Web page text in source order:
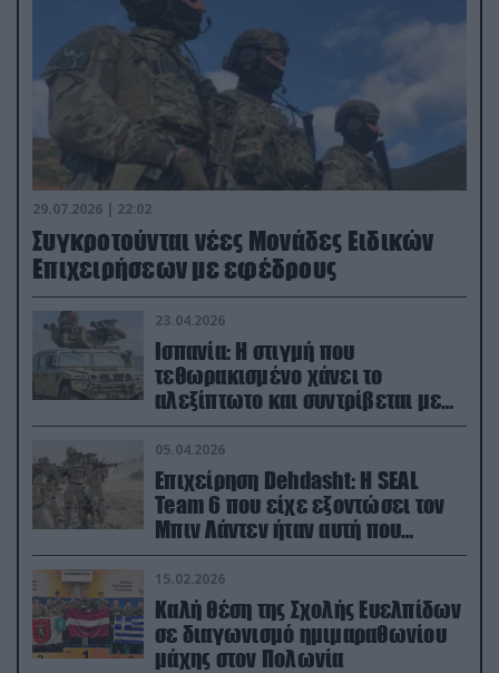
29.07.2026 | 22:02
Συγκροτούνται νέες Μονάδες Ειδικών
Επιχειρήσεων με εφέδρους
23.04.2026
Ισπανία: Η στιγμή που
τεθωρακισμένο χάνει το
αλεξίπτωτο και συντρίβεται με
ορμή στο έδαφος (βίντεο)
05.04.2026
Επιχείρηση Dehdasht: Η SEAL
Team 6 που είχε εξοντώσει τον
Μπιν Λάντεν ήταν αυτή που
διέσωσε τον πιλότο του F-15
15.02.2026
Καλή θέση της Σχολής Ευελπίδων
σε διαγωνισμό ημιμαραθωνίου
μάχης στον Πολωνία